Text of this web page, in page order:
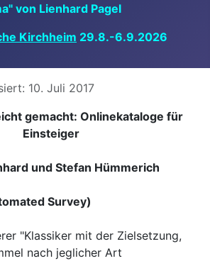
von Lienhard Pagel
Kirchheim 29.8.-6.9.2026
10. Juli 2017
gemacht: Onlinekataloge für
Einsteiger
und Stefan Hümmerich
Survey)
"Klassiker mit der Zielsetzung,
nach jeglicher Art